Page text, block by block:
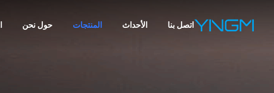
حول نحن المنتجات الأحداث اتصل بنا